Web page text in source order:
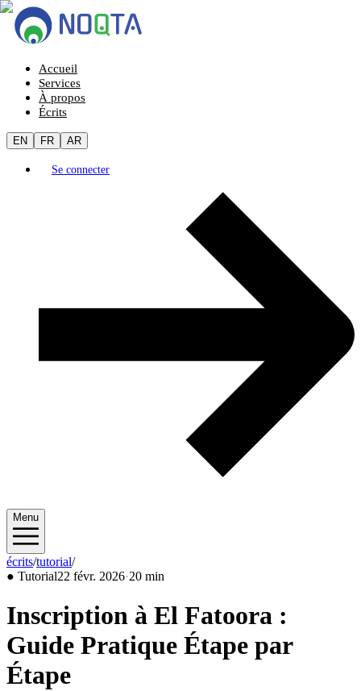
Accueil
Services
À propos
Écrits
EN FR AR
Se connecter
Menu
écrits/tutorial/2026/02
● Tutorial22 févr. 2026·20 min
Inscription à El Fatoora :
Guide Pratique Étape par
Étape